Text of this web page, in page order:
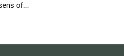
of...